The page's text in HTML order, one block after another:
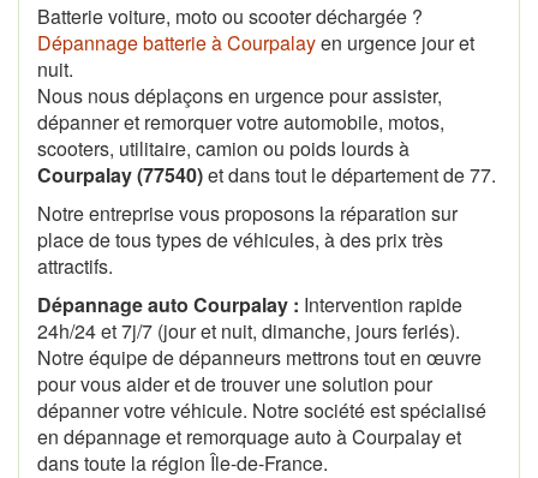
Batterie voiture, moto ou scooter déchargée ?
Dépannage batterie à Courpalayen urgence jour et
nuit.
Nous nous déplaçons en urgence pour assister,
dépanner et remorquer votre automobile, motos,
scooters, utilitaire, camion ou poids lourds à
Courpalay (77540)et dans tout le département de 77.
Notre entreprise vous proposons la réparation sur
place de tous types de véhicules, à des prix très
attractifs.
Dépannage auto Courpalay : Intervention rapide
24h/24 et 7j/7 (jour et nuit, dimanche, jours feriés).
Notre équipe de dépanneurs mettrons tout en œuvre
pour vous aider et de trouver une solution pour
dépanner votre véhicule. Notre société est spécialisé
en dépannage et remorquage auto à Courpalay et
dans toute la région Île-de-France.